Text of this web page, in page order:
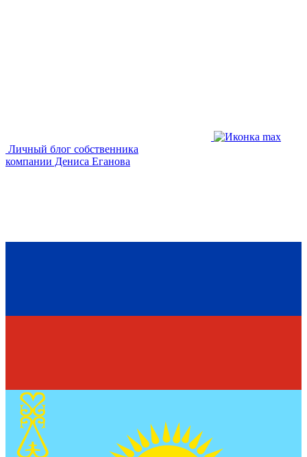
Личный блог собственника
компании Дениса Еганова